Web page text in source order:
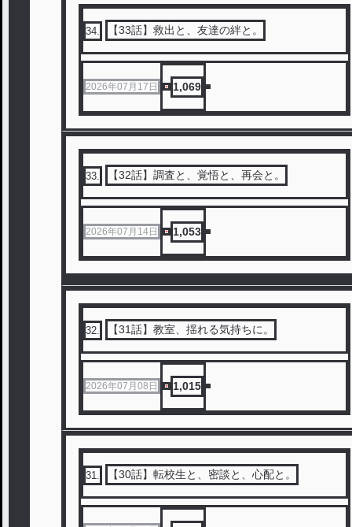
34 【33話】救出と、友達の絆と。
2026年07月17日 1,069
33 【32話】調査と、覚悟と、再会と。
2026年07月14日 1,053
32 【31話】教室、揺れる気持ちに。
2026年07月08日 1,015
31 【30話】転校生と、密談と、心配と。